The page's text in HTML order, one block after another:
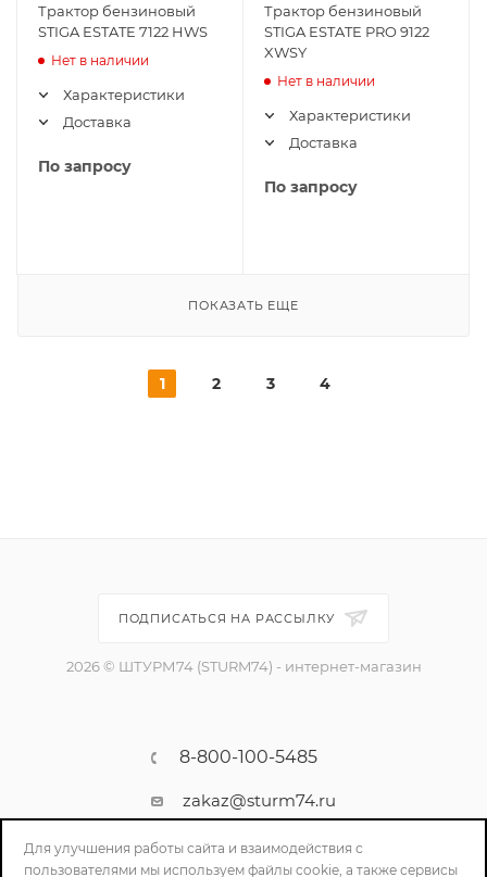
Трактор бензиновый
STIGA ESTATE 7122 HWS
Нет в наличии
Характеристики
Доставка
По запросу
Трактор бензиновый
STIGA ESTATE PRO 9122
XWSY
Нет в наличии
Характеристики
Доставка
По запросу
ПОКАЗАТЬ ЕЩЕ
1 2 3 4
ПОДПИСАТЬСЯ НА РАССЫЛКУ
2026 © ШТУРМ74 (STURM74) - интернет-магазин
8-800-100-5485
zakaz@sturm74.ru
г. Челябинск, ул. Стартовая 34/1
Для улучшения работы сайта и взаимодействия с
пользователями мы используем файлы cookie, а также сервисы